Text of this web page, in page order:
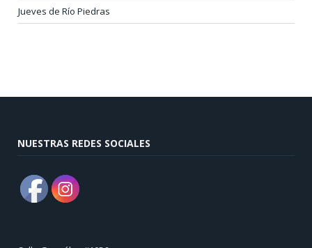
Jueves de Río Piedras
NUESTRAS REDES SOCIALES